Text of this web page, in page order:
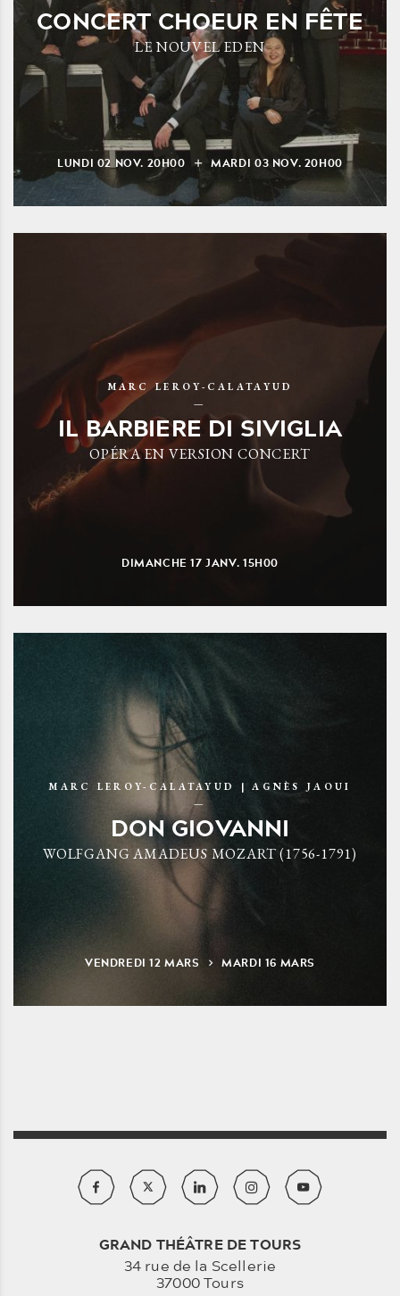
CONCERT CHOEUR EN FÊTE
LE NOUVEL EDEN
LUNDI 02 NOV. 20H00 MARDI 03 NOV. 20H00
MARC LEROY-CALATAYUD
IL BARBIERE DI SIVIGLIA
OPÉRA EN VERSION CONCERT
DIMANCHE17JANV. 15H00
MARC LEROY-CALATAYUD | AGNÈS JAOUI
DON GIOVANNI
WOLFGANG AMADEUS MOZART (1756-1791)
VENDREDI12MARS MARDI 16 MARS
GRAND THÉÂTRE DE TOURS
34 rue de la Scellerie
37000 Tours